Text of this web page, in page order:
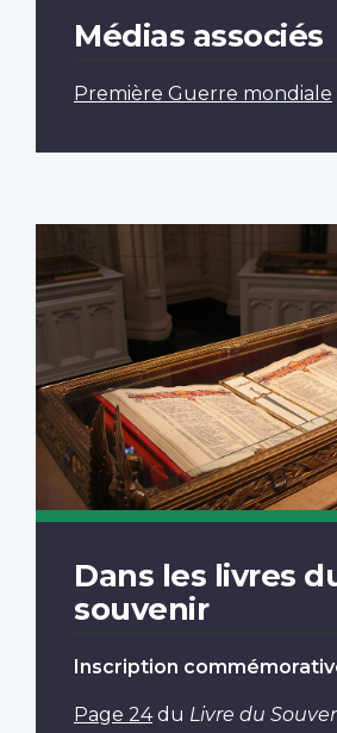
Médias associés
Première Guerre mondiale
Dans les livres
souvenir
Inscription
Page 24du Livre du